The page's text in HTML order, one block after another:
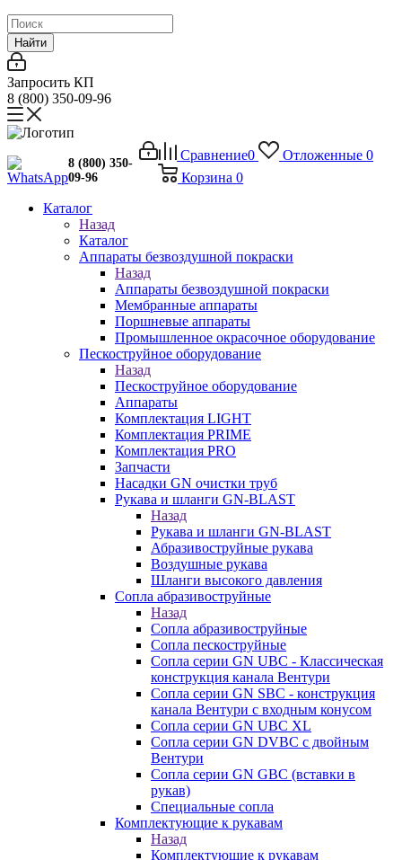
Найти
Запросить КП
8 (800) 350-09-96
Сравнение0 Отложенные 0
Корзина 0
8 (800) 350-
09-96
Каталог
Назад
Каталог
Аппараты безвоздушной покраски
Назад
Аппараты безвоздушной покраски
Мембранные аппараты
Поршневые аппараты
Промышленное окрасочное оборудование
Пескоструйное оборудование
Назад
Пескоструйное оборудование
Аппараты
Комплектация LIGHT
Комплектация PRIME
Комплектация PRO
Запчасти
Насадки GN очистки труб
Рукава и шланги GN-BLAST
Назад
Рукава и шланги GN-BLAST
Абразивоструйные рукава
Воздушные рукава
Шланги высокого давления
Сопла абразивоструйные
Назад
Сопла абразивоструйные
Сопла пескоструйные
Сопла серии GN UBC - Классическая
конструкция канала Вентури
Сопла серии GN SBC - конструкция
канала Вентури c входным конусом
Сопла серии GN UBC XL
Сопла серии GN DVBC с двойным
Вентури
Сопла серии GN GBC (вставки в
рукав)
Специальные сопла
Комплектующие к рукавам
Назад
Комплектующие к рукавам